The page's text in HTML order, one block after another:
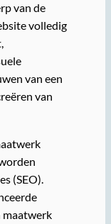
van de
volledig
van een
van
(SEO).
maatwerk